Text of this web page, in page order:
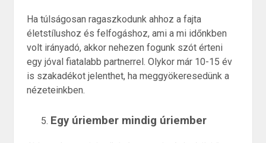
Ha túlságosan ragaszkodunk ahhoz a fajta
életstílushoz és felfogáshoz, ami a mi időnkben
volt irányadó, akkor nehezen fogunk szót érteni
egy jóval fiatalabb partnerrel. Olykor már 10-15 év
is szakadékot jelenthet, ha meggyökeresedünk a
nézeteinkben.
Egy úriember mindig úriember